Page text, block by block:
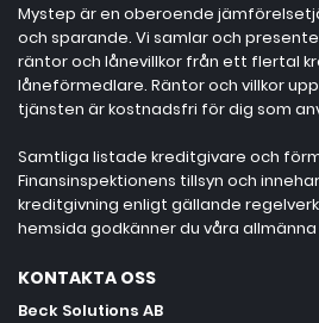
Mystep är en oberoende
och sparande. Vi samlar och
räntor och lånevillkor från ett flertal
låneförmedlare. Räntor och villkor
tjänsten är kostnadsfri för dig som
Samtliga listade kreditgivare och
Finansinspektionens tillsyn och
kreditgivning enligt gällande
hemsida godkänner du våra allmänna
KONTAKTA OSS
Beck Solutions AB